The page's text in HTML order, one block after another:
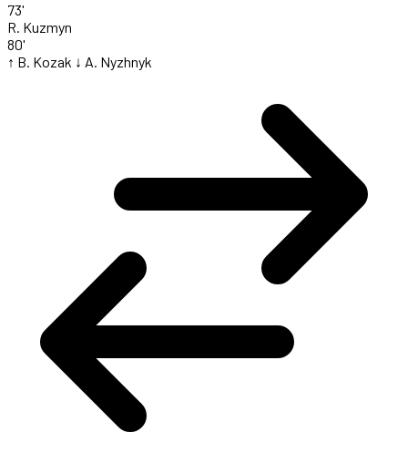
73'
R. Kuzmyn
80'
↑ B. Kozak ↓ A. Nyzhnyk